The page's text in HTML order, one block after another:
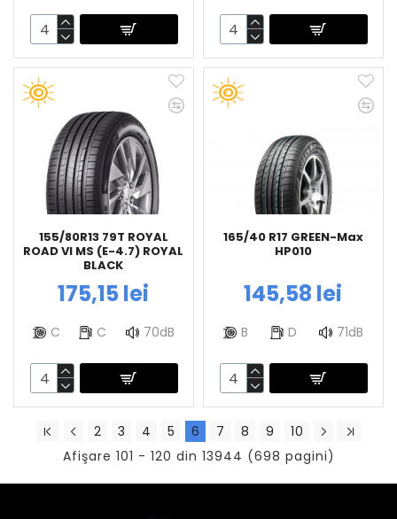
155/80R13 79T ROYAL
ROAD VI MS (E-4.7) ROYAL
BLACK
175,15 lei
C C 70dB
165/40 R17 GREEN-Max
HP010
145,58 lei
B D 71dB
2 3 4 5 6 7 8 9
10
Afişare 101 - 120 din 13944 (698 pagini)